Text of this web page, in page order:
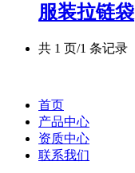
服装拉链袋
共 1 页/1 条记录
首页
产品中心
资质中心
联系我们